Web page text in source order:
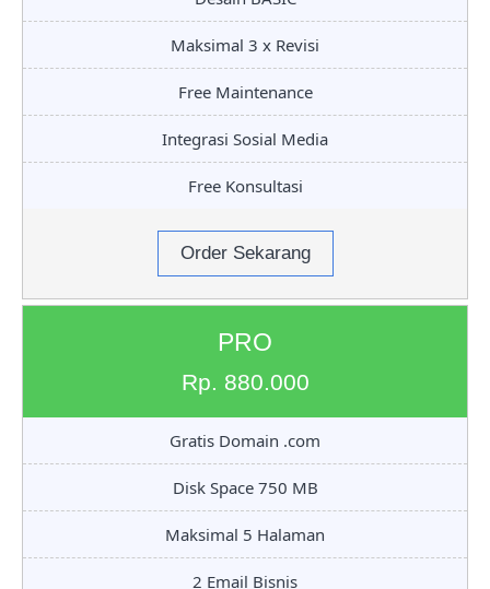
Maksimal 3 x Revisi
Free Maintenance
Integrasi Sosial Media
Free Konsultasi
Order Sekarang
PRO
Rp. 880.000
Gratis Domain .com
Disk Space 750 MB
Maksimal 5 Halaman
2 Email Bisnis